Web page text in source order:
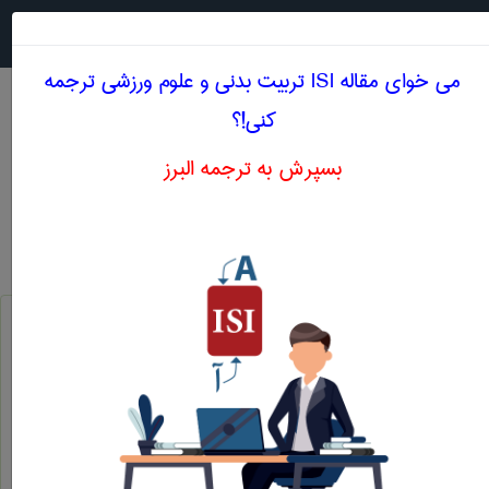
معادل انگلیسی فشار مطلق
تربيت بدنی و علوم ورزشی
فشار مطلق
می خوای مقاله ISI تربيت بدنی و علوم ورزشی ترجمه
کنی!؟
بسپرش به ترجمه البرز